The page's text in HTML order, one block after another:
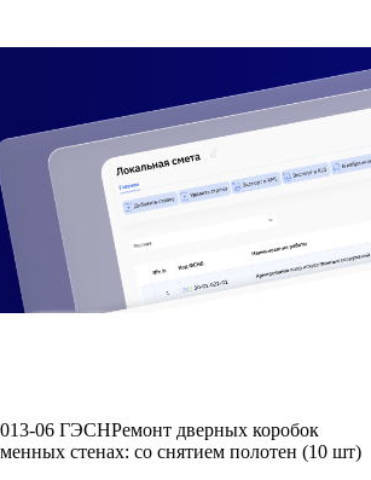
06 ГЭСНРемонт дверных коробок
стенах: со снятием полотен (10 шт)